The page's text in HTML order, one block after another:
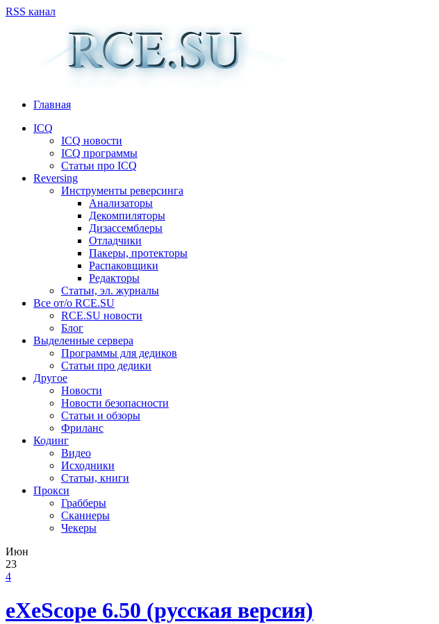
RSS канал
Главная
ICQ
ICQ новости
ICQ программы
Статьи про ICQ
Reversing
Инструменты реверсинга
Анализаторы
Декомпиляторы
Дизассемблеры
Отладчики
Пакеры, протекторы
Распаковщики
Редакторы
Статьи, эл. журналы
Все от/о RCE.SU
RCE.SU новости
Блог
Выделенные сервера
Программы для дедиков
Статьи про дедики
Другое
Новости
Новости безопасности
Статьи и обзоры
Фриланс
Кодинг
Видео
Исходники
Статьи, книги
Прокси
Грабберы
Сканнеры
Чекеры
Июн
23
4
eXeScope 6.50 (русская версия)